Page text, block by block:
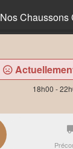
Nos Chaussons
18h00 -